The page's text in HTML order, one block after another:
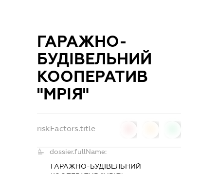
ГАРАЖНО-
БУДІВЕЛЬНИЙ
КООПЕРАТИВ
"МРІЯ"
riskFactors.title
dossier.fullName:
ГАРАЖНО-БУДІВЕЛЬНИЙ